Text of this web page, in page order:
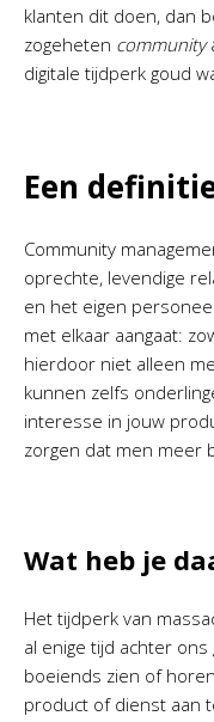
klanten dit doen, dan
zogeheten community
digitale tijdperk goud
Een
Community
oprechte, levendige
en het eigen
met elkaar aangaat:
hierdoor niet alleen
kunnen zelfs
interesse in jouw
zorgen dat men meer
Wat heb je
Het tijdperk van
al enige tijd achter
boeiends zien of
product of dienst aan